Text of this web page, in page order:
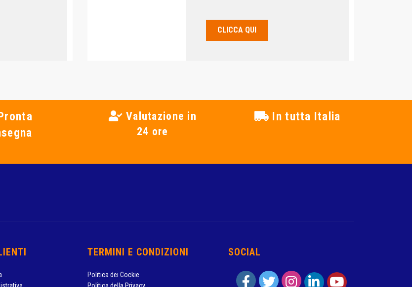
CLICCA QUI
Pronta
Valutazione in
24 ore
In tutta Italia
TERMINI E CONDIZIONI
Politica dei Cockie
SOCIAL